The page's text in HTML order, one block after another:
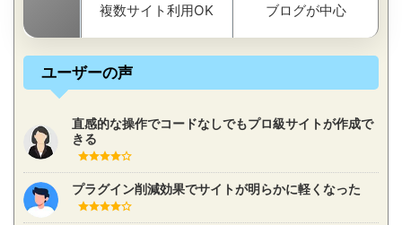
複数サイト利用OK
ブログが中心
ユーザーの声
直感的な操作でコードなしでもプロ級サイトが作成で
きる
プラグイン削減効果でサイトが明らかに軽くなった